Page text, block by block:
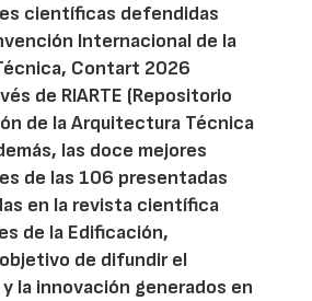
científicas defendidas
Internacional de la
Contart 2026
de RIARTE (Repositorio
de la Arquitectura Técnica
las doce mejores
de las 106 presentadas
en la revista científica
de la Edificación,
de difundir el
la innovación generados en